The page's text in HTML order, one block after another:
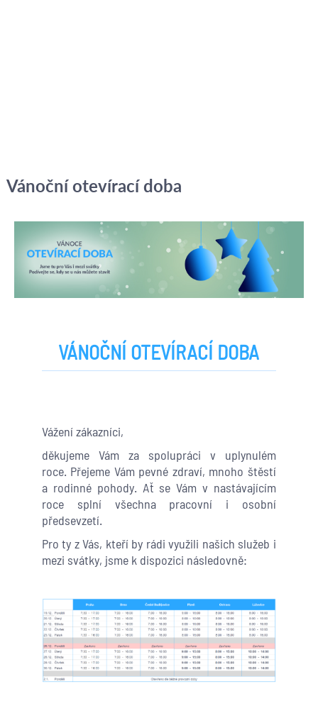
Vánoční otevírací doba
VÁNOČNÍ OTEVÍRACÍ DOBA
Vážení zákazníci,
děkujeme Vám za spolupráci v uplynulém
roce. Přejeme Vám pevné zdraví, mnoho štěstí
a rodinné pohody. Ať se Vám v nastávajícím
roce splní všechna pracovní i osobní
předsevzetí.
Pro ty z Vás, kteří by rádi využili našich služeb i
mezi svátky, jsme k dispozici následovně: